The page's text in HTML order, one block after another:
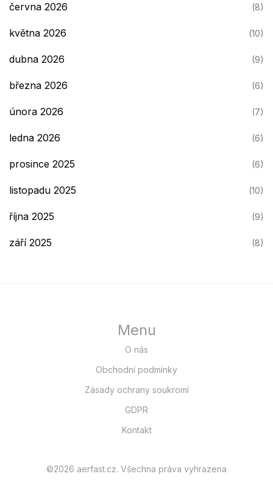
června 2026 (8)
května 2026 (10)
dubna 2026 (9)
března 2026 (6)
února 2026 (7)
ledna 2026 (6)
prosince 2025 (6)
listopadu 2025 (10)
října 2025 (9)
září 2025 (8)
Menu
O nás
Obchodní podmínky
Zásady ochrany soukromí
GDPR
Kontakt
©2026 aerfast.cz. Všechna práva vyhrazena